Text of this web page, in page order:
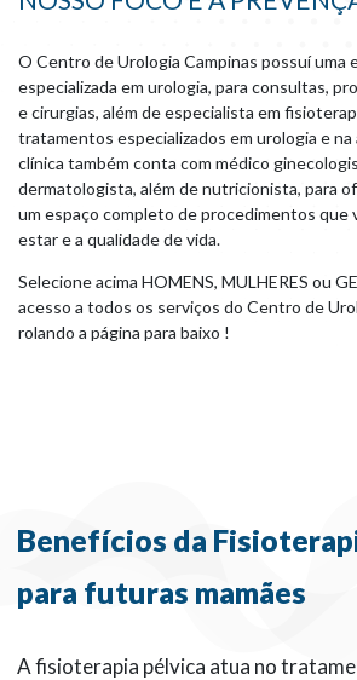
O Centro de Urologia Campinas possuí uma
especializada em urologia, para consultas,
e cirurgias, além de especialista em
tratamentos especializados em urologia e
clínica também conta com médico
dermatologista, além de nutricionista, para
um espaço completo de procedimentos que
estar e a qualidade de vida.
Selecione acima HOMENS, MULHERES ou
acesso a todos os serviços do Centro de
rolando a página para baixo !
Benefícios da
para futuras mamães
A fisioterapia pélvica atua no